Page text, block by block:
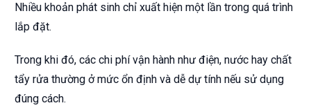
Nhiều khoản phát sinh chỉ xuất hiện một lần trong quá trình
lắp đặt.
Trong khi đó, các chi phí vận hành như điện, nước hay chất
tẩy rửa thường ở mức ổn định và dễ dự tính nếu sử dụng
đúng cách.